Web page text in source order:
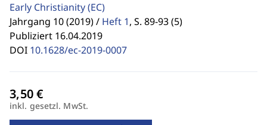
Early Christianity(EC)
Jahrgang 10 (2019) / Heft 1, S. 89-93 (5)
Publiziert 16.04.2019
DOI 10.1628/ec-2019-0007
inkl. gesetzl. MwSt.